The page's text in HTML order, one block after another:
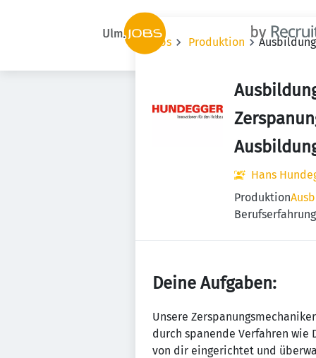
Jobs Produktion
Hans
Produktion
Berufserfahrung
Deine Aufgaben:
Unsere
durch spanende Verfahren wie
von dir eingerichtet und